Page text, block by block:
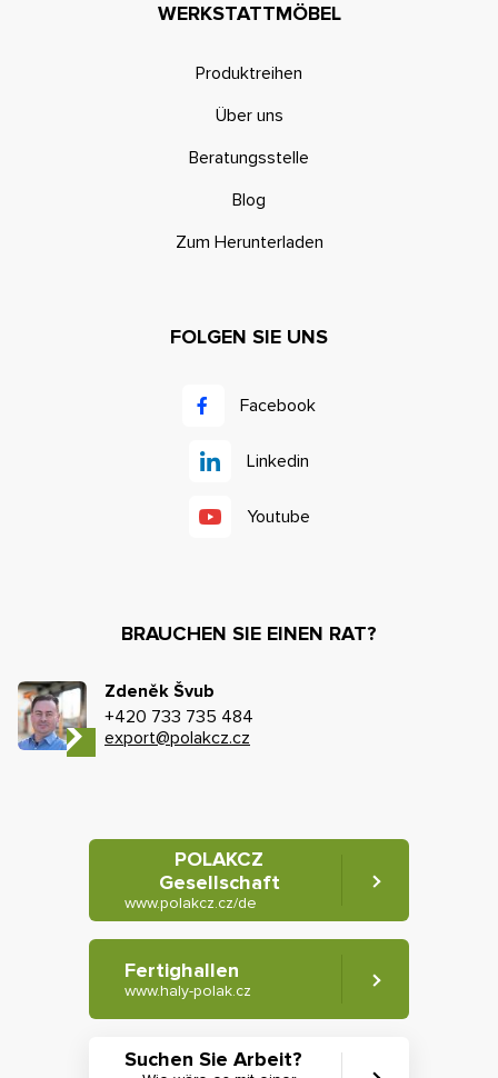
WERKSTATTMÖBEL
Produktreihen
Über uns
Beratungsstelle
Blog
Zum Herunterladen
FOLGEN SIE UNS
Facebook
Linkedin
Youtube
BRAUCHEN SIE EINEN RAT?
Zdeněk Švub
+420 733 735 484
export@polakcz.cz
POLAKCZ
Gesellschaft
www.polakcz.cz/de
Fertighallen
www.haly-polak.cz
Suchen Sie Arbeit?